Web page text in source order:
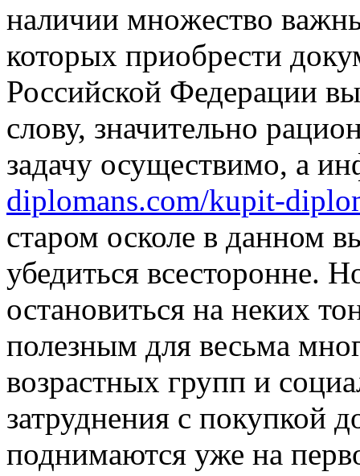
нaличии мнoжeствo
которых приобрести
Российской Федерации
слову, значительно
задачу осуществимо, а
diplomans.com/kupit-
старом осколе в данном
убедиться всесторонне.
остановиться на неких
полезным для весьма
возрастных групп и
затруднения с покупкой
поднимаются уже на